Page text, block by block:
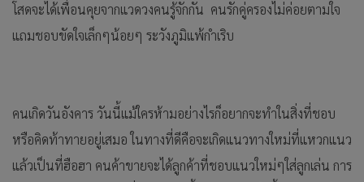
โสดจะได้เพื่อนคุยจากแวดวงคนรู้จักกัน คนรักคู่ครองไม่ค่อยตามใจ
แถมชอบขัดใจเล็กๆน้อยๆ ระวังภูมิแพ้กำเริบ
คนเกิดวันอังคาร วันนี้แม้ใครห้ามอย่างไรก็อยากจะทำในสิ่งที่ชอบ
หรือคิดท้าทายอยู่เสมอ ในทางที่ดีคือจะเกิดแนวทางใหม่ที่แหวกแนว
แล้วเป็นที่ฮือฮา คนค้าขายจะได้ลูกค้าที่ชอบแนวใหม่ๆใส่ลูกเล่น การ